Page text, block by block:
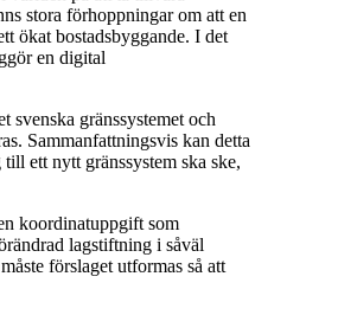
stora förhoppningar om att en
ökat bostadsbygg­ande. I det
en digital
sven­ska gränssystemet och
Sammanfattningsvis kan detta
ett nytt gränssystem ska ske,
koordinatuppgift som
lagstiftning i såväl
förslaget utformas så att